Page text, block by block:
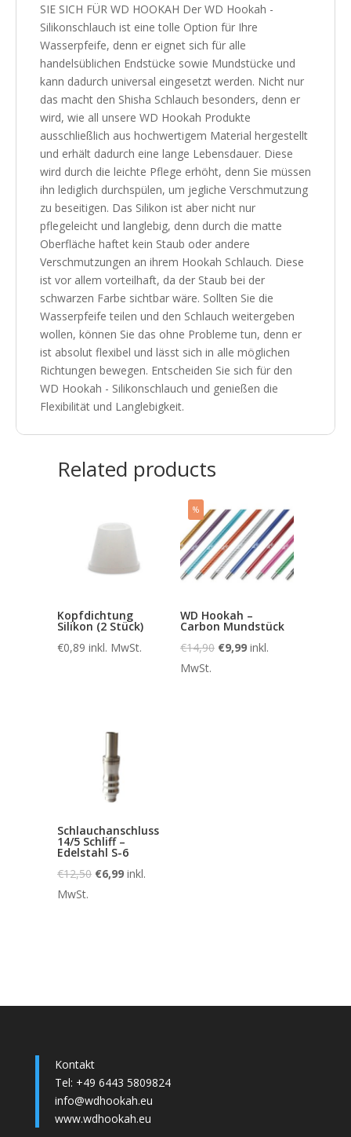
SIE SICH FÜR WD HOOKAH Der WD Hookah -
Silikonschlauch ist eine tolle Option für Ihre
Wasserpfeife, denn er eignet sich für alle
handelsüblichen Endstücke sowie Mundstücke und
kann dadurch universal eingesetzt werden. Nicht nur
das macht den Shisha Schlauch besonders, denn er
wird, wie all unsere WD Hookah Produkte
ausschließlich aus hochwertigem Material hergestellt
und erhält dadurch eine lange Lebensdauer. Diese
wird durch die leichte Pflege erhöht, denn Sie müssen
ihn lediglich durchspülen, um jegliche Verschmutzung
zu beseitigen. Das Silikon ist aber nicht nur
pflegeleicht und langlebig, denn durch die matte
Oberfläche haftet kein Staub oder andere
Verschmutzungen an ihrem Hookah Schlauch. Diese
ist vor allem vorteilhaft, da der Staub bei der
schwarzen Farbe sichtbar wäre. Sollten Sie die
Wasserpfeife teilen und den Schlauch weitergeben
wollen, können Sie das ohne Probleme tun, denn er
ist absolut flexibel und lässt sich in alle möglichen
Richtungen bewegen. Entscheiden Sie sich für den
WD Hookah - Silikonschlauch und genießen die
Flexibilität und Langlebigkeit.
Related products
Kopfdichtung
Silikon (2 Stück)
€0,89 inkl. MwSt.
%
WD Hookah –
Carbon Mundstück
€14,90 €9,99 inkl.
MwSt.
Schlauchanschluss
14/5 Schliff –
Edelstahl S-6
€12,50 €6,99 inkl.
MwSt.
Kontakt
Tel: +49 6443 5809824
info@wdhookah.eu
www.wdhookah.eu